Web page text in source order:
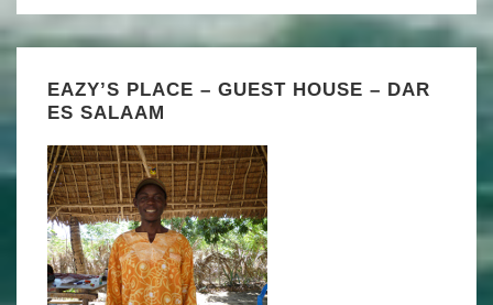
EAZY’S PLACE – GUEST HOUSE – DAR
ES SALAAM